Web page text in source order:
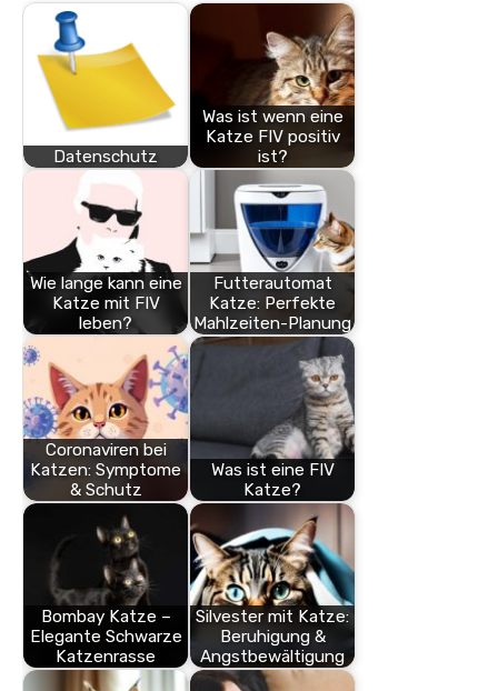
Datenschutz
Was ist wenn eine
Katze FIV positiv
ist?
Wie lange kann eine
Katze mit FIV
leben?
Futterautomat
Katze: Perfekte
Mahlzeiten-Planung
Coronaviren bei
Katzen: Symptome
& Schutz
Was ist eine FIV
Katze?
Bombay Katze –
Elegante Schwarze
Katzenrasse
Silvester mit Katze:
Beruhigung &
Angstbewältigung